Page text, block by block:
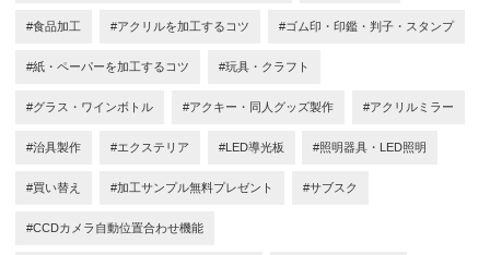
#食品加工 #アクリルを加工するコツ #ゴム印・印鑑・判子・スタンプ
#紙・ペーパーを加工するコツ #玩具・クラフト
#グラス・ワインボトル #アクキー・同人グッズ製作 #アクリルミラー
#治具製作 #エクステリア #LED導光板 #照明器具・LED照明
#買い替え #加工サンプル無料プレゼント #サブスク
#CCDカメラ自動位置合わせ機能